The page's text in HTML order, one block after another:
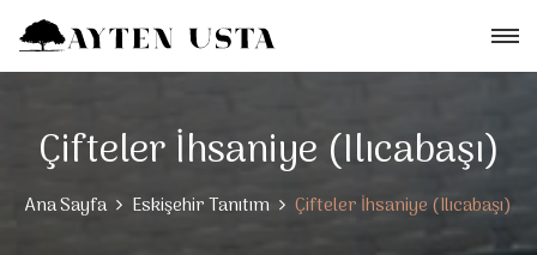
Çifteler İhsaniye (Ilıcabaşı)
Ana Sayfa Eskişehir Tanıtım Çifteler İhsaniye (Ilıcabaşı)